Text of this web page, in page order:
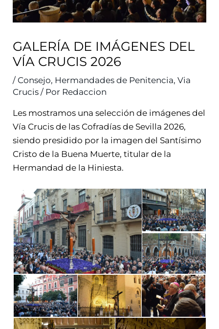
GALERÍA DE IMÁGENES DEL
VÍA CRUCIS 2026
/ Consejo, Hermandades de Penitencia,Via
Crucis / Por Redaccion
Les mostramos una selección de imágenes del
Vía Crucis de las Cofradías de Sevilla 2026,
siendo presidido por la imagen del Santísimo
Cristo de la Buena Muerte, titular de la
Hermandad de la Hiniesta.